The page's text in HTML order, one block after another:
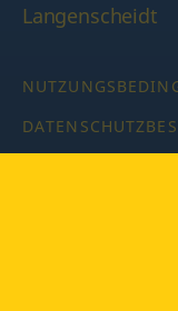
Langenscheidt